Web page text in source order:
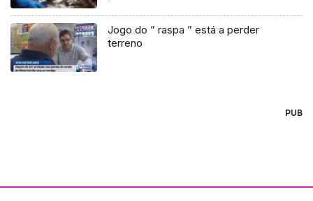
Jogo do ” raspa ” está a perder
terreno
PUB